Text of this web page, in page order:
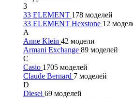
3
33 ELEMENT 178 моделей
33 ELEMENT Hexstone 12
A
Anne Klein 42 модели
Armani Exchange 89 моделей
C
Casio 1705 моделей
Claude Bernard 7 моделей
D
Diesel 69 моделей